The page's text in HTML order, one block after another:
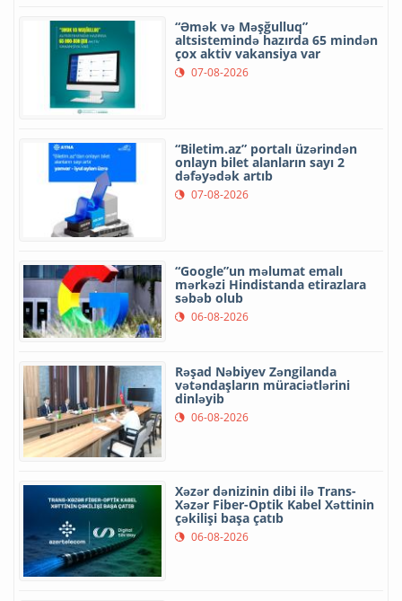
“Əmək və Məşğulluq”
altsistemində hazırda 65 mindən
çox aktiv vakansiya var
07-08-2026
“Biletim.az” portalı üzərindən
onlayn bilet alanların sayı 2
dəfəyədək artıb
07-08-2026
“Google”un məlumat emalı
mərkəzi Hindistanda etirazlara
səbəb olub
06-08-2026
Rəşad Nəbiyev Zəngilanda
vətəndaşların müraciətlərini
dinləyib
06-08-2026
Xəzər dənizinin dibi ilə Trans-
Xəzər Fiber-Optik Kabel Xəttinin
çəkilişi başa çatıb
06-08-2026